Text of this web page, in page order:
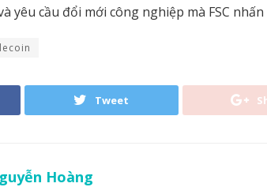
yêu cầu đổi mới công nghiệp mà FSC nhấn
Tweet
Hoàng